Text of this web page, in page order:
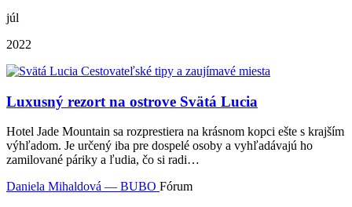
júl
2022
Luxusný rezort na ostrove Svätá Lucia
Hotel Jade Mountain sa rozprestiera na krásnom kopci ešte s krajším
výhľadom. Je určený iba pre dospelé osoby a vyhľadávajú ho
zamilované páriky a ľudia, čo si radi…
Daniela Mihaldová — BUBO Fórum